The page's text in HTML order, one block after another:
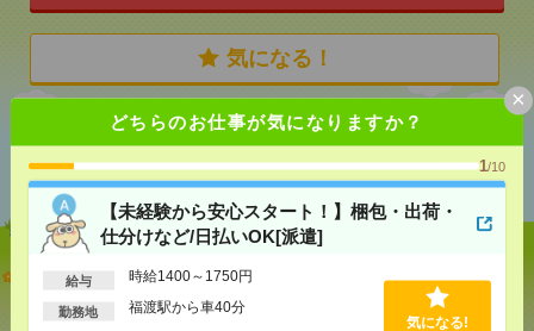
どちらのお仕事が気になりますか？
1/10
【未経験から安心スタート！】梱包・出荷・
仕分けなど/日払いOK[派遣]
給与 時給1400～1750円
勤務地
福渡駅から車40分
気になる!
×
気になる！
あなたの閲覧履歴からの
おすすめ
【未経験から安心スタート！】梱包・出荷・仕分け
など/日払いOK[派遣]